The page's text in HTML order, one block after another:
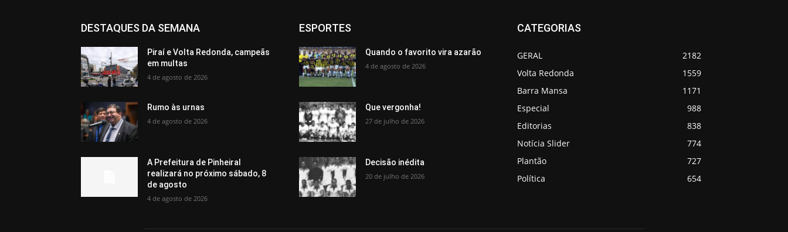
DESTAQUES DA SEMANA
Piraí e Volta Redonda, campeãs
em multas
4 de agosto de 2026
Rumo às urnas
4 de agosto de 2026
A Prefeitura de Pinheiral
realizará no próximo sábado, 8
de agosto
4 de agosto de 2026
ESPORTES
Quando o favorito vira azarão
4 de agosto de 2026
Que vergonha!
27 de julho de 2026
Decisão inédita
20 de julho de 2026
CATEGORIAS
GERAL
2182
Volta Redonda
1559
Barra Mansa
1171
Especial
988
Editorias
838
Notícia Slider
774
Plantão
727
Política
654